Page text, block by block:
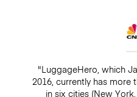
"LuggageHero, which
2016, currently has more
in six cities (New